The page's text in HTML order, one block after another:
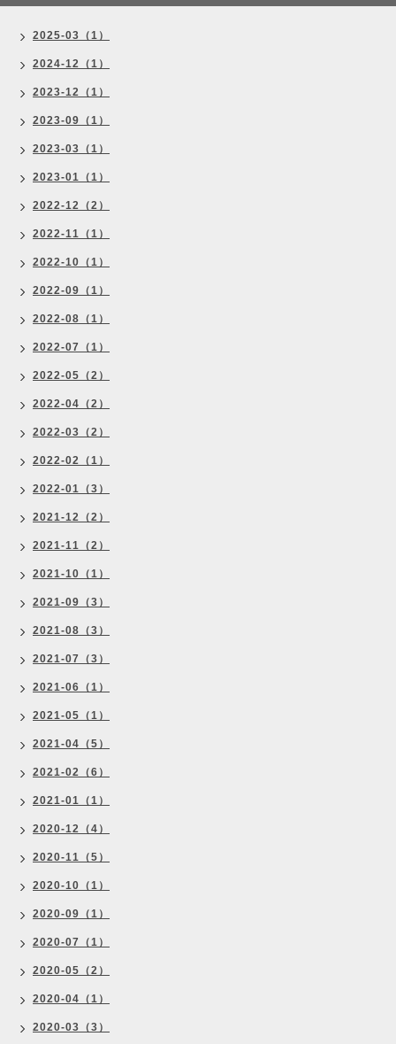
2025-03（1）
2024-12（1）
2023-12（1）
2023-09（1）
2023-03（1）
2023-01（1）
2022-12（2）
2022-11（1）
2022-10（1）
2022-09（1）
2022-08（1）
2022-07（1）
2022-05（2）
2022-04（2）
2022-03（2）
2022-02（1）
2022-01（3）
2021-12（2）
2021-11（2）
2021-10（1）
2021-09（3）
2021-08（3）
2021-07（3）
2021-06（1）
2021-05（1）
2021-04（5）
2021-02（6）
2021-01（1）
2020-12（4）
2020-11（5）
2020-10（1）
2020-09（1）
2020-07（1）
2020-05（2）
2020-04（1）
2020-03（3）